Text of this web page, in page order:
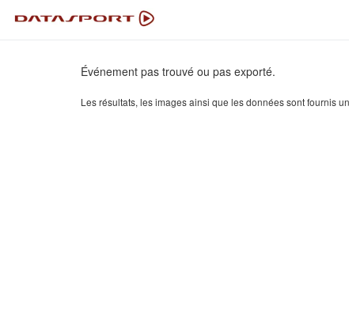
Événement pas trouvé ou pas exporté.
Les résultats, les images ainsi que les données sont fournis